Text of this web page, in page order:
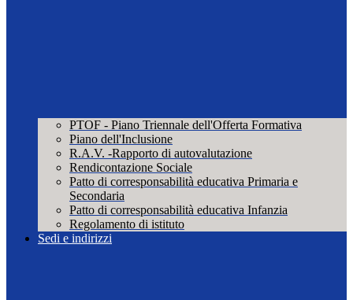
PTOF - Piano Triennale dell'Offerta Formativa
Piano dell'Inclusione
R.A.V. -Rapporto di autovalutazione
Rendicontazione Sociale
Patto di corresponsabilità educativa Primaria e
Secondaria
Patto di corresponsabilità educativa Infanzia
Regolamento di istituto
Sedi e indirizzi